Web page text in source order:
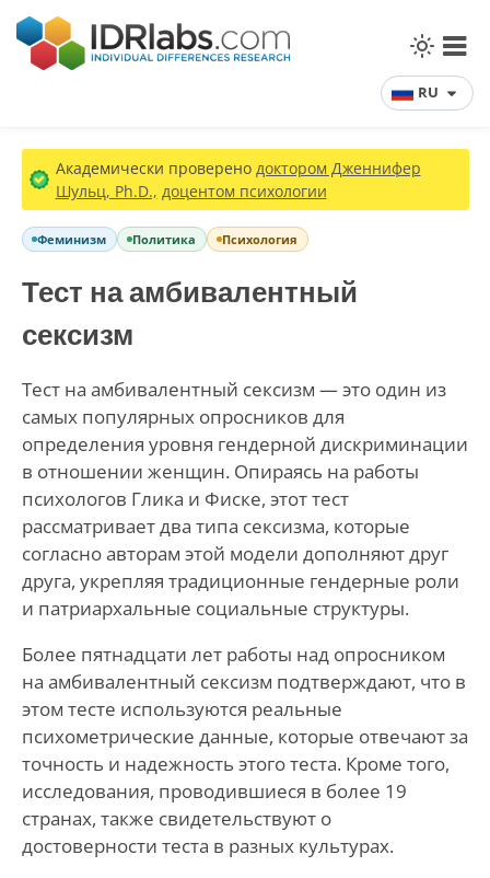
RU
Академически проверено доктором Дженнифер
Шульц, Ph.D., доцентом психологии
Феминизм Политика Психология
Тест на амбивалентный
сексизм
Тест на амбивалентный сексизм — это один из
самых популярных опросников для
определения уровня гендерной дискриминации
в отношении женщин. Опираясь на работы
психологов Глика и Фиске, этот тест
рассматривает два типа сексизма, которые
согласно авторам этой модели дополняют друг
друга, укрепляя традиционные гендерные роли
и патриархальные социальные структуры.
Более пятнадцати лет работы над опросником
на амбивалентный сексизм подтверждают, что в
этом тесте используются реальные
психометрические данные, которые отвечают за
точность и надежность этого теста. Кроме того,
исследования, проводившиеся в более 19
странах, также свидетельствуют о
достоверности теста в разных культурах.